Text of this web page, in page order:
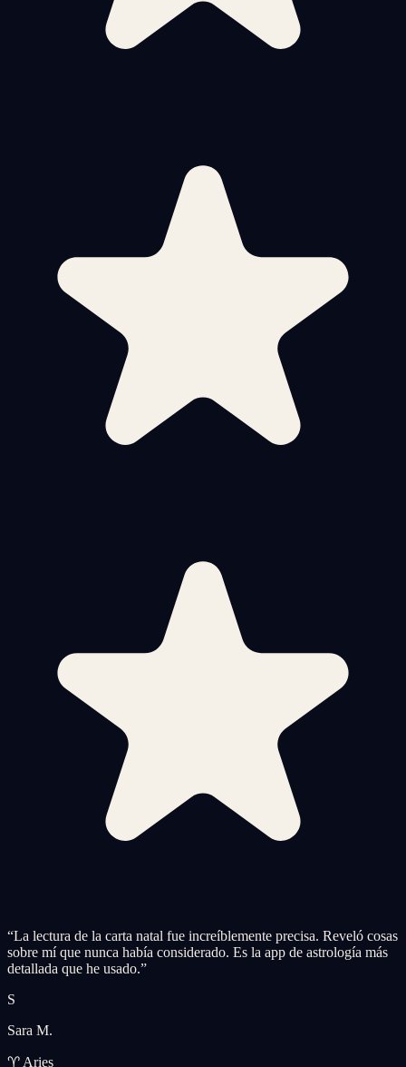
“La lectura de la carta natal fue increíblemente precisa. Reveló cosas
sobre mí que nunca había considerado. Es la app de astrología más
detallada que he usado.”
S
Sara M.
♈ Aries